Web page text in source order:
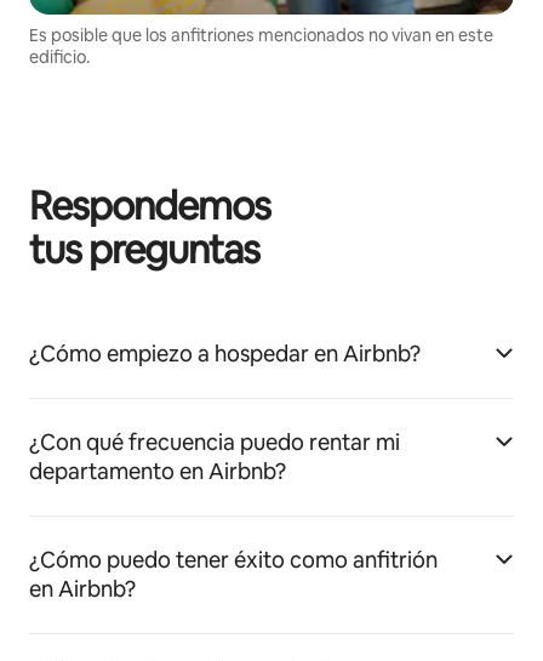
Es posible que los anfitriones mencionados no vivan en este
edificio.
Respondemos
tus preguntas
¿Cómo empiezo a hospedar en Airbnb?
¿Con qué frecuencia puedo rentar mi
departamento en Airbnb?
¿Cómo puedo tener éxito como anfitrión
en Airbnb?